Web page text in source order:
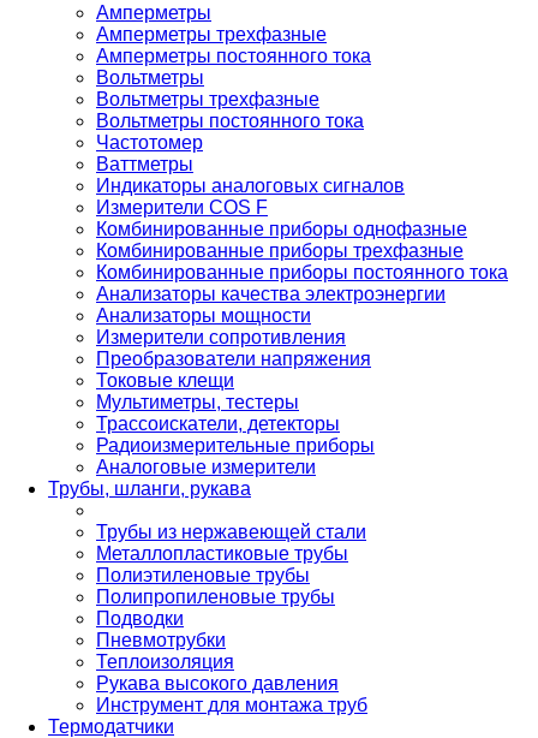
Амперметры
Амперметры трехфазные
Амперметры постоянного тока
Вольтметры
Вольтметры трехфазные
Вольтметры постоянного тока
Частотомер
Ваттметры
Индикаторы аналоговых сигналов
Измерители COS F
Комбинированные приборы однофазные
Комбинированные приборы трехфазные
Комбинированные приборы постоянного тока
Анализаторы качества электроэнергии
Анализаторы мощности
Измерители сопротивления
Преобразователи напряжения
Токовые клещи
Мультиметры, тестеры
Трассоискатели, детекторы
Радиоизмерительные приборы
Аналоговые измерители
Трубы, шланги, рукава
Трубы из нержавеющей стали
Металлопластиковые трубы
Полиэтиленовые трубы
Полипропиленовые трубы
Подводки
Пневмотрубки
Теплоизоляция
Рукава высокого давления
Инструмент для монтажа труб
Термодатчики